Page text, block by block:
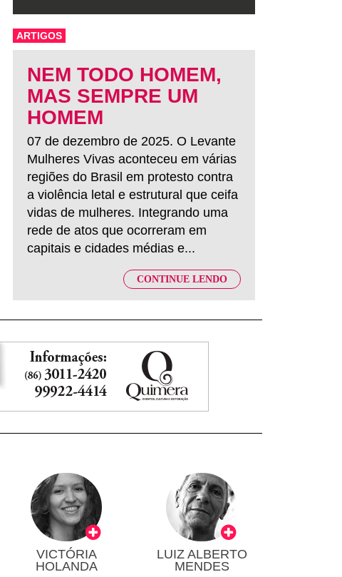
ARTIGOS
NEM TODO HOMEM,
MAS SEMPRE UM
HOMEM
07 de dezembro de 2025. O Levante
Mulheres Vivas aconteceu em várias
regiões do Brasil em protesto contra
a violência letal e estrutural que ceifa
vidas de mulheres. Integrando uma
rede de atos que ocorreram em
capitais e cidades médias e...
CONTINUE LENDO
VICTÓRIA
HOLANDA
LUIZ ALBERTO
MENDES